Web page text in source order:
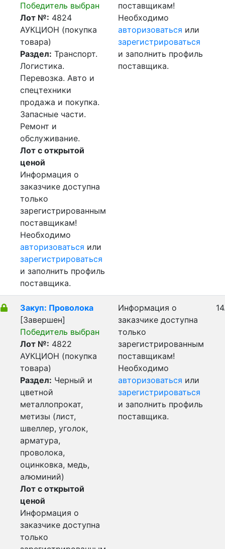
Победитель выбран
Лот №: 4824
АУКЦИОН (покупка
товара)
Раздел: Транспорт.
Логистика.
Перевозка. Авто и
спецтехники
продажа и покупка.
Запасные части.
Ремонт и
обслуживание.
Лот с открытой
ценой
Информация о
заказчике доступна
только
зарегистрированным
поставщикам!
Необходимо
авторизоваться или
зарегистрироваться
и заполнить профиль
поставщика.
поставщикам!
Необходимо
авторизоваться или
зарегистрироваться
и заполнить профиль
поставщика.
Закуп: Проволока
[Завершен]
Победитель выбран
Лот №: 4822
АУКЦИОН (покупка
товара)
Раздел: Черный и
цветной
металлопрокат,
метизы (лист,
швеллер, уголок,
арматура,
проволока,
оцинковка, медь,
алюминий)
Лот с открытой
ценой
Информация о
заказчике доступна
только
Информация о
заказчике доступна
только
зарегистрированным
поставщикам!
Необходимо
авторизоваться или
зарегистрироваться
и заполнить профиль
поставщика.